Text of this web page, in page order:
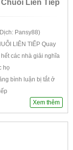
Liên Tiếp
Pansy88)
LIÊN TIẾP Quay
các nhà giải nghĩa
họ
bình luận bị tắtở
Xem thêm